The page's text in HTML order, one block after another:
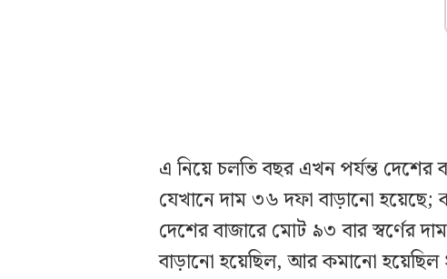
এ নিয়ে চলতি বছর এখন পর্যন্ত দেশের
যেখানে দাম ৩৬ দফা বাড়ানো
দেশের বাজারে মোট ৯৩ বার স্বর্ণের
বাড়ানো হয়েছিল, আর কমানো হয়েছিল